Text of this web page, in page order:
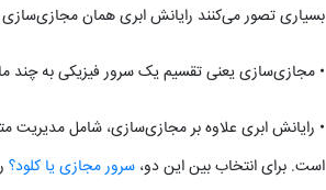
بسیاری تصور می‌کنند رایانش ابری همان
• مجازی‌سازی یعنی تقسیم یک سرور فیزیکی به چند
است. برای انتخاب بین این دو، سرور مجازی یا کلود؟